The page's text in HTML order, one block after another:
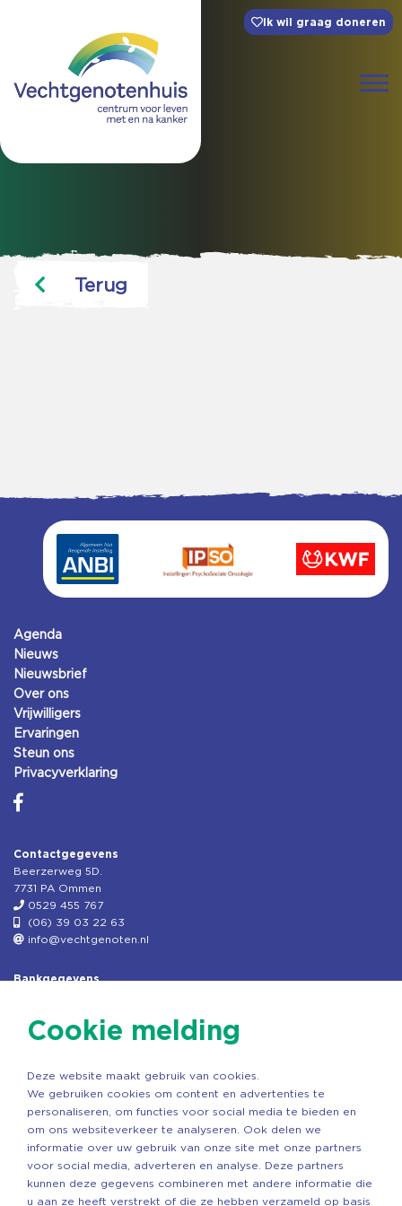
Ik wil graag doneren
Terug
Agenda
Nieuws
Nieuwsbrief
Over ons
Vrijwilligers
Ervaringen
Steun ons
Privacyverklaring
Contactgegevens
Beerzerweg 5D.
7731 PA Ommen
0529 455 767
(06) 39 03 22 63
info@vechtgenoten.nl
Bankgegevens
Rek.nr: NL85RABO0127579230
Copyright ©2026 Vechtgenoten
Cookie melding
Deze website maakt gebruik van cookies.
We gebruiken cookies om content en advertenties te
personaliseren, om functies voor social media te bieden en
om ons websiteverkeer te analyseren. Ook delen we
informatie over uw gebruik van onze site met onze partners
voor social media, adverteren en analyse. Deze partners
kunnen deze gegevens combineren met andere informatie die
u aan ze heeft verstrekt of die ze hebben verzameld op basis